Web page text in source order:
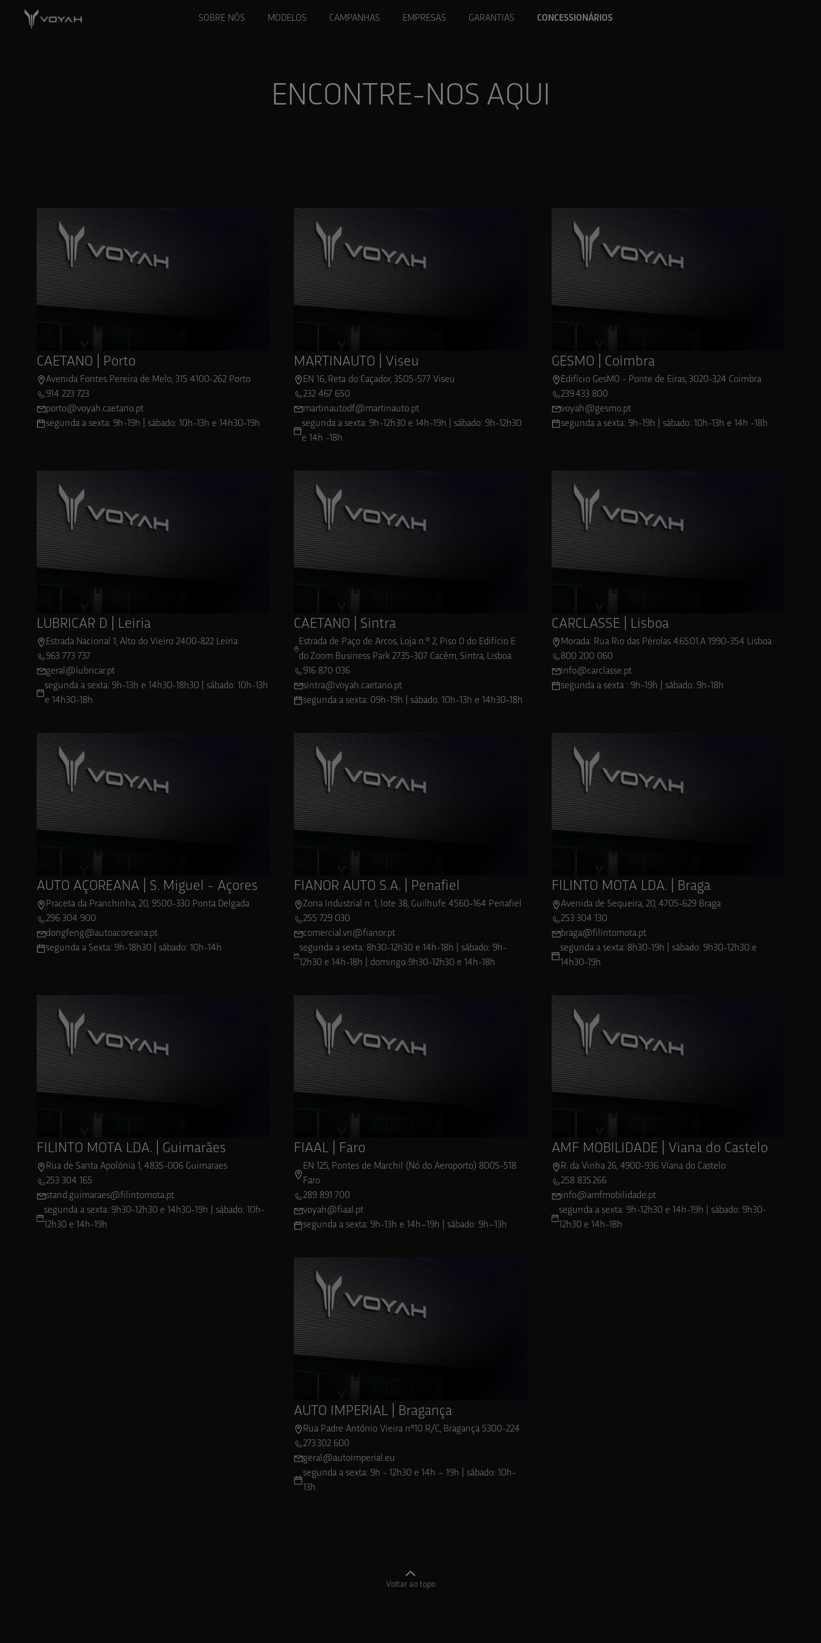
SOBRE NÓS MODELOS CAMPANHAS EMPRESAS GARANTIAS CONCESSIONÁRIOS
ENCONTRE-NOS AQUI
CAETANO | Porto
Avenida Fontes Pereira de Melo, 315 4100-262 Porto
914 223 723
porto@voyah.caetano.pt
segunda a sexta: 9h-19h | sábado: 10h-13h e 14h30-19h
MARTINAUTO | Viseu
EN 16, Reta do Caçador, 3505-577 Viseu
232 467 650
martinautodf@martinauto.pt
segunda a sexta: 9h-12h30 e 14h-19h | sábado: 9h-12h30
e 14h -18h
GESMO | Coimbra
Edifício GesMO - Ponte de Eiras, 3020-324 Coimbra
239 433 800
voyah@gesmo.pt
segunda a sexta: 9h-19h | sábado: 10h-13h e 14h -18h
LUBRICAR D | Leiria
Estrada Nacional 1, Alto do Vieiro 2400-822 Leiria
963 773 737
geral@lubricar.pt
segunda a sexta: 9h-13h e 14h30-18h30 | sábado: 10h-13h
e 14h30-18h
CAETANO | Sintra
Estrada de Paço de Arcos, Loja n.º 2, Piso 0 do Edifício E
do Zoom Business Park 2735-307 Cacém, Sintra, Lisboa
916 870 036
sintra@voyah.caetano.pt
segunda a sexta: 09h-19h | sábado: 10h-13h e 14h30-18h
CARCLASSE | Lisboa
Morada: Rua Rio das Pérolas 4.65.01.A 1990-354 Lisboa
800 200 060
info@carclasse.pt
segunda a sexta : 9h-19h | sábado: 9h-18h
AUTO AÇOREANA | S. Miguel - Açores
Praceta da Pranchinha, 20, 9500-330 Ponta Delgada
296 304 900
dongfeng@autoacoreana.pt
segunda a Sexta: 9h-18h30 | sábado: 10h-14h
FIANOR AUTO S.A. | Penafiel
Zona Industrial n. 1, lote 38, Guilhufe 4560-164 Penafiel
255 729 030
comercial.vn@fianor.pt
segunda a sexta: 8h30-12h30 e 14h-18h | sábado: 9h-
12h30 e 14h-18h | domingo 9h30-12h30 e 14h-18h
FILINTO MOTA LDA. | Braga
Avenida de Sequeira, 20, 4705-629 Braga
253 304 130
braga@filintomota.pt
segunda a sexta: 8h30-19h | sábado: 9h30-12h30 e
14h30-19h
FILINTO MOTA LDA. | Guimarães
Rua de Santa Apolónia 1, 4835-006 Guimaraes
253 304 165
stand.guimaraes@filintomota.pt
segunda a sexta: 9h30-12h30 e 14h30-19h | sábado: 10h-
12h30 e 14h-19h
FIAAL | Faro
EN 125, Pontes de Marchil (Nó do Aeroporto) 8005-518
Faro
289 891 700
voyah@fiaal.pt
segunda a sexta: 9h-13h e 14h–19h | sábado: 9h–13h
AMF MOBILIDADE | Viana do Castelo
R. da Vinha 26, 4900-936 Viana do Castelo
258 835 266
info@amfmobilidade.pt
segunda a sexta: 9h-12h30 e 14h-19h | sábado: 9h30-
12h30 e 14h-18h
AUTO IMPERIAL | Bragança
Rua Padre António Vieira nº10 R/C, Bragança 5300-224
273 302 600
geral@autoimperial.eu
segunda a sexta: 9h - 12h30 e 14h – 19h | sábado: 10h-
13h
Voltar ao topo